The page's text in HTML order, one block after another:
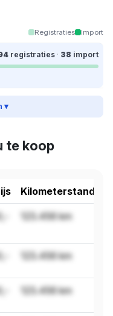
Registraties Import
registraties · 38 import
▾
te koop
Kilometerstand
123.456 km
123.456 km
123.456 km